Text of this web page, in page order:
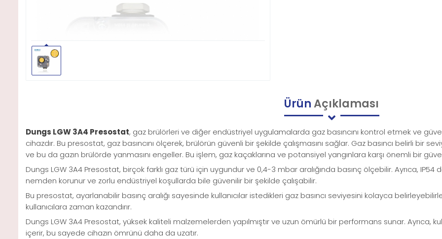
ÜrünAçıklaması
Dungs LGW 3A4 Presostat, gaz brülörleri ve diğer endüstriyel uygulamalarda gaz basıncını kontrol etmek ve
cihazdır. Bu presostat, gaz basıncını ölçerek, brülörün güvenli bir şekilde çalışmasını sağlar. Gaz basıncı belirli bir
ve bu da gazın brülörde yanmasını engeller. Bu işlem, gaz kaçaklarına ve potansiyel yangınlara karşı önemli bir
Dungs LGW 3A4 Presostat, birçok farklı gaz türü için uygundur ve 0,4-3 mbar aralığında basınç ölçebilir. Ayrıca, IP54
nemden korunur ve zorlu endüstriyel koşullarda bile güvenilir bir şekilde çalışabilir.
Bu presostat, ayarlanabilir basınç aralığı sayesinde kullanıcılar istedikleri gaz basıncı seviyesini kolayca
kullanıcılara zaman kazandırır.
Dungs LGW 3A4 Presostat, yüksek kaliteli malzemelerden yapılmıştır ve uzun ömürlü bir performans sunar. Ayrıca,
içerir, bu sayede cihazın ömrünü daha da uzatır.